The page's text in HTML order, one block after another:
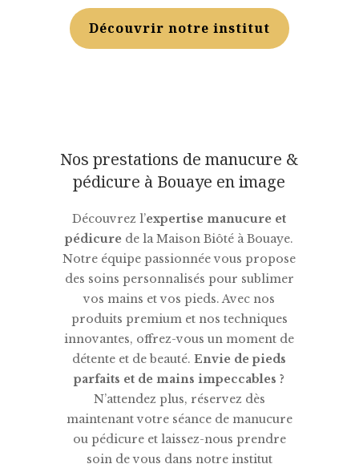
Découvrir notre institut
Nos prestations de manucure &
pédicure à Bouaye en image
Découvrez l’expertise manucure et
pédicure de la Maison Biôté à Bouaye.
Notre équipe passionnée vous propose
des soins personnalisés pour sublimer
vos mains et vos pieds. Avec nos
produits premium et nos techniques
innovantes, offrez-vous un moment de
détente et de beauté.Envie de pieds
parfaits et de mains impeccables ?
N’attendez plus, réservez dès
maintenant votre séance de manucure
ou pédicure et laissez-nous prendre
soin de vous dans notre institut